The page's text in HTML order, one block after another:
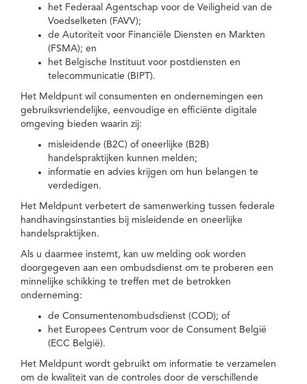
het Federaal Agentschap voor de Veiligheid van de
Voedselketen (FAVV);
de Autoriteit voor Financiële Diensten en Markten
(FSMA); en
het Belgische Instituut voor postdiensten en
telecommunicatie (BIPT).
Het Meldpunt wil consumenten en ondernemingen een
gebruiksvriendelijke, eenvoudige en efficiënte digitale
omgeving bieden waarin zij:
misleidende (B2C) of oneerlijke (B2B)
handelspraktijken kunnen melden;
informatie en advies krijgen om hun belangen te
verdedigen.
Het Meldpunt verbetert de samenwerking tussen federale
handhavingsinstanties bij misleidende en oneerlijke
handelspraktijken.
Als u daarmee instemt, kan uw melding ook worden
doorgegeven aan een ombudsdienst om te proberen een
minnelijke schikking te treffen met de betrokken
onderneming:
de Consumentenombudsdienst (COD); of
het Europees Centrum voor de Consument België
(ECC België).
Het Meldpunt wordt gebruikt om informatie te verzamelen
om de kwaliteit van de controles door de verschillende